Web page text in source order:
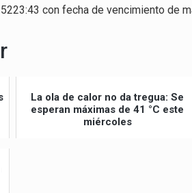
con fecha de vencimiento de
La ola de calor no da tregua: Se
esperan máximas de 41 °C este
miércoles